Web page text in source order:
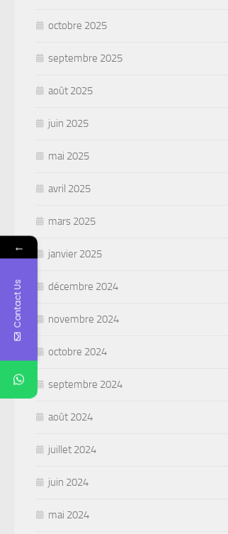
octobre 2025
septembre 2025
août 2025
juin 2025
mai 2025
avril 2025
mars 2025
janvier 2025
décembre 2024
novembre 2024
octobre 2024
septembre 2024
août 2024
juillet 2024
juin 2024
mai 2024
←
Contact Us